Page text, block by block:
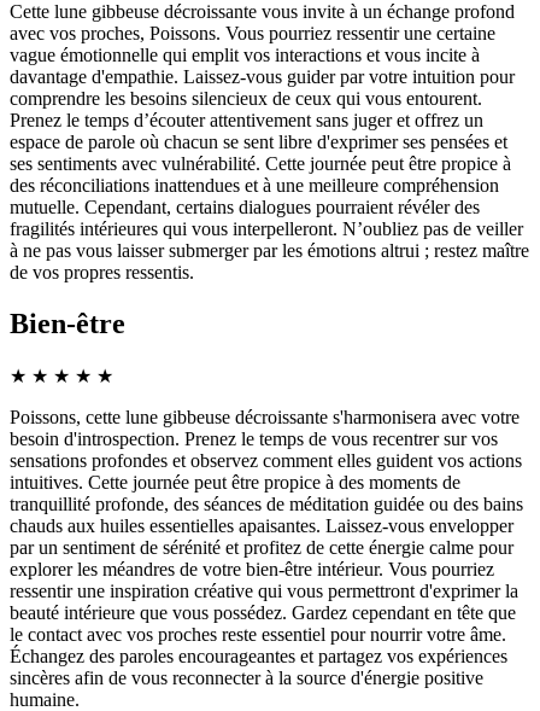
Cette lune gibbeuse décroissante vous invite à un échange profond
avec vos proches, Poissons. Vous pourriez ressentir une certaine
vague émotionnelle qui emplit vos interactions et vous incite à
davantage d'empathie. Laissez-vous guider par votre intuition pour
comprendre les besoins silencieux de ceux qui vous entourent.
Prenez le temps d’écouter attentivement sans juger et offrez un
espace de parole où chacun se sent libre d'exprimer ses pensées et
ses sentiments avec vulnérabilité. Cette journée peut être propice à
des réconciliations inattendues et à une meilleure compréhension
mutuelle. Cependant, certains dialogues pourraient révéler des
fragilités intérieures qui vous interpelleront. N’oubliez pas de veiller
à ne pas vous laisser submerger par les émotions altrui ; restez maître
de vos propres ressentis.
Bien-être
★ ★ ★ ★ ★
Poissons, cette lune gibbeuse décroissante s'harmonisera avec votre
besoin d'introspection. Prenez le temps de vous recentrer sur vos
sensations profondes et observez comment elles guident vos actions
intuitives. Cette journée peut être propice à des moments de
tranquillité profonde, des séances de méditation guidée ou des bains
chauds aux huiles essentielles apaisantes. Laissez-vous envelopper
par un sentiment de sérénité et profitez de cette énergie calme pour
explorer les méandres de votre bien-être intérieur. Vous pourriez
ressentir une inspiration créative qui vous permettront d'exprimer la
beauté intérieure que vous possédez. Gardez cependant en tête que
le contact avec vos proches reste essentiel pour nourrir votre âme.
Échangez des paroles encourageantes et partagez vos expériences
sincères afin de vous reconnecter à la source d'énergie positive
humaine.